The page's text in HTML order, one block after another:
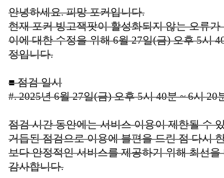
안녕하세요. 피망 포커입니다.
현재 포커 빙고잭팟이 활성화되지 않는 오류가
이에 대한 수정을 위해 6월 27일(금) 오후 5시
정입니다.
■ 점검 일시
#. 2025년 6월 27일(금) 오후 5시 40분 ~ 6시 20
점검 시간 동안에는 서비스 이용이 제한될 수
거듭된 점검으로 이용에 불편을 드린 점 다시
보다 안정적인 서비스를 제공하기 위해 최선을
감사합니다.